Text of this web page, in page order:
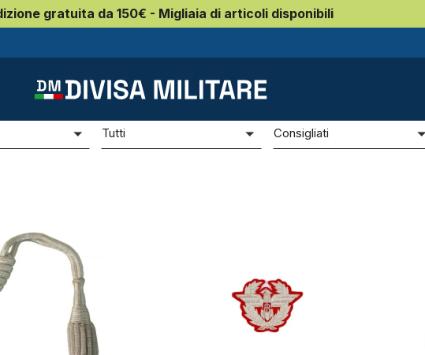
gratuita da 150€ - Migliaia di articoli disponibili
di brigata Carabinieri a 1 stella
di brigata Carabinieri a 1 stella
Tutti Consigliati